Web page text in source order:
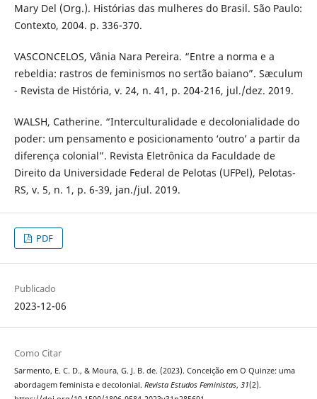
Mary Del (Org.). Histórias das mulheres do Brasil. São Paulo:
Contexto, 2004. p. 336-370.
VASCONCELOS, Vânia Nara Pereira. “Entre a norma e a
rebeldia: rastros de feminismos no sertão baiano”. Sæculum
- Revista de História, v. 24, n. 41, p. 204-216, jul./dez. 2019.
WALSH, Catherine. “Interculturalidade e decolonialidade do
poder: um pensamento e posicionamento ‘outro’ a partir da
diferença colonial”. Revista Eletrônica da Faculdade de
Direito da Universidade Federal de Pelotas (UFPel), Pelotas-
RS, v. 5, n. 1, p. 6-39, jan./jul. 2019.
PDF
Publicado
2023-12-06
Como Citar
Sarmento, E. C. D., & Moura, G. J. B. de. (2023). Conceição em O Quinze: uma
abordagem feminista e decolonial. Revista Estudos Feministas, 31(2).